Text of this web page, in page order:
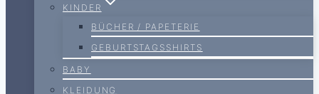
KINDER
BÜCHER / PAPETERIE
GEBURTSTAGSSHIRTS
BABY
KLEIDUNG